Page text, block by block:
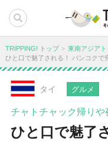
TRIPPING! トップ 東南アジアト
ひと口で魅了される！ バンコクで
タイ グルメ
チャトチャック帰りや
ひと口で魅了